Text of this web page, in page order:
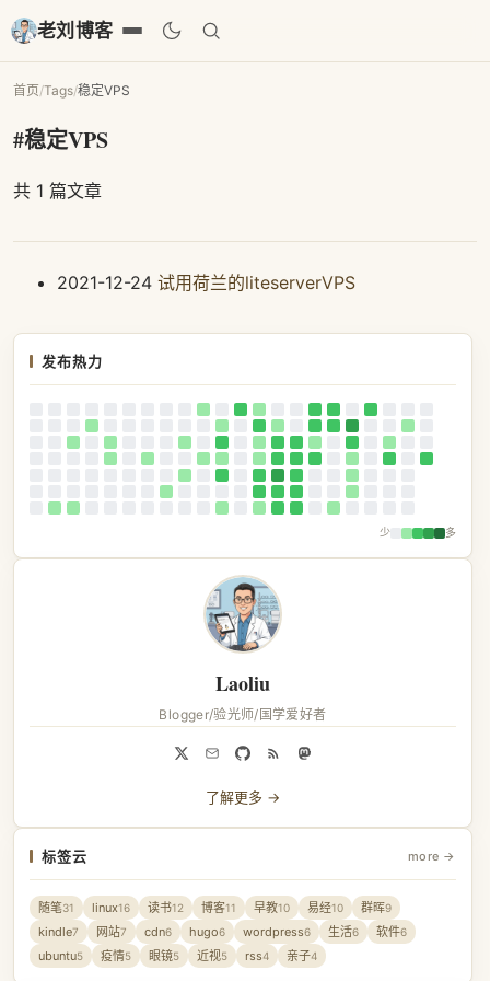
老刘博客
首页/Tags/稳定VPS
#稳定VPS
共 1 篇文章
2021-12-24 试用荷兰的liteserverVPS
发布热力
少 多
Laoliu
Blogger/验光师/国学爱好者
了解更多 →
标签云 more →
随笔31 linux16 读书12 博客11 早教10 易经10 群晖9
kindle7 网站7 cdn6 hugo6 wordpress6 生活6 软件6
ubuntu5 疫情5 眼镜5 近视5 rss4 亲子4